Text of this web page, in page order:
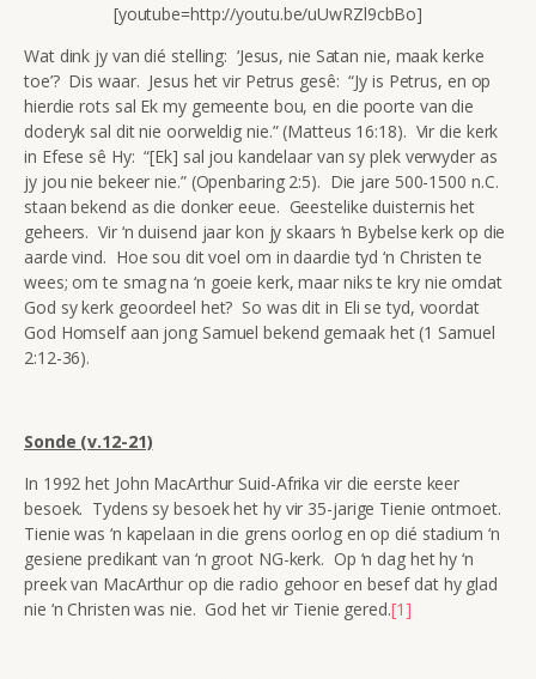
[youtube=http://youtu.be/uUwRZl9cbBo]
Wat dink jy van dié stelling: ‘Jesus, nie Satan nie, maak kerke
toe’? Dis waar. Jesus het vir Petrus gesê: “Jy is Petrus, en op
hierdie rots sal Ek my gemeente bou, en die poorte van die
doderyk sal dit nie oorweldig nie.” (Matteus 16:18). Vir die kerk
in Efese sê Hy: “[Ek] sal jou kandelaar van sy plek verwyder as
jy jou nie bekeer nie.” (Openbaring 2:5). Die jare 500-1500 n.C.
staan bekend as die donker eeue. Geestelike duisternis het
geheers. Vir ‘n duisend jaar kon jy skaars ‘n Bybelse kerk op die
aarde vind. Hoe sou dit voel om in daardie tyd ‘n Christen te
wees; om te smag na ‘n goeie kerk, maar niks te kry nie omdat
God sy kerk geoordeel het? So was dit in Eli se tyd, voordat
God Homself aan jong Samuel bekend gemaak het (1 Samuel
2:12-36).
Sonde (v.12-21)
In 1992 het John MacArthur Suid-Afrika vir die eerste keer
besoek. Tydens sy besoek het hy vir 35-jarige Tienie ontmoet.
Tienie was ‘n kapelaan in die grens oorlog en op dié stadium ‘n
gesiene predikant van ‘n groot NG-kerk. Op ‘n dag het hy ‘n
preek van MacArthur op die radio gehoor en besef dat hy glad
nie ‘n Christen was nie. God het vir Tienie gered.[1]